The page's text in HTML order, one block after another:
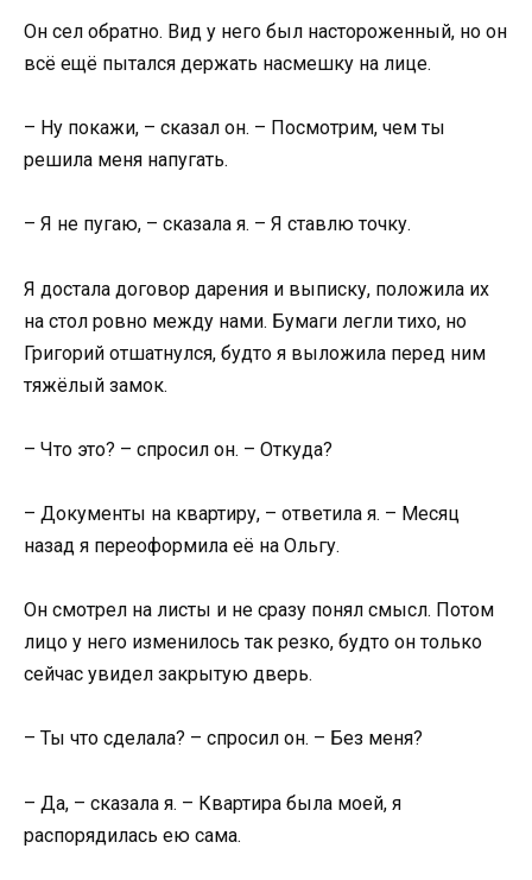
Он сел обратно. Вид у него был настороженный, но он
всё ещё пытался держать насмешку на лице.
– Ну покажи, – сказал он. – Посмотрим, чем ты
решила меня напугать.
– Я не пугаю, – сказала я. – Я ставлю точку.
Я достала договор дарения и выписку, положила их
на стол ровно между нами. Бумаги легли тихо, но
Григорий отшатнулся, будто я выложила перед ним
тяжёлый замок.
– Что это? – спросил он. – Откуда?
– Документы на квартиру, – ответила я. – Месяц
назад я переоформила её на Ольгу.
Он смотрел на листы и не сразу понял смысл. Потом
лицо у него изменилось так резко, будто он только
сейчас увидел закрытую дверь.
– Ты что сделала? – спросил он. – Без меня?
– Да, – сказала я. – Квартира была моей, я
распорядилась ею сама.